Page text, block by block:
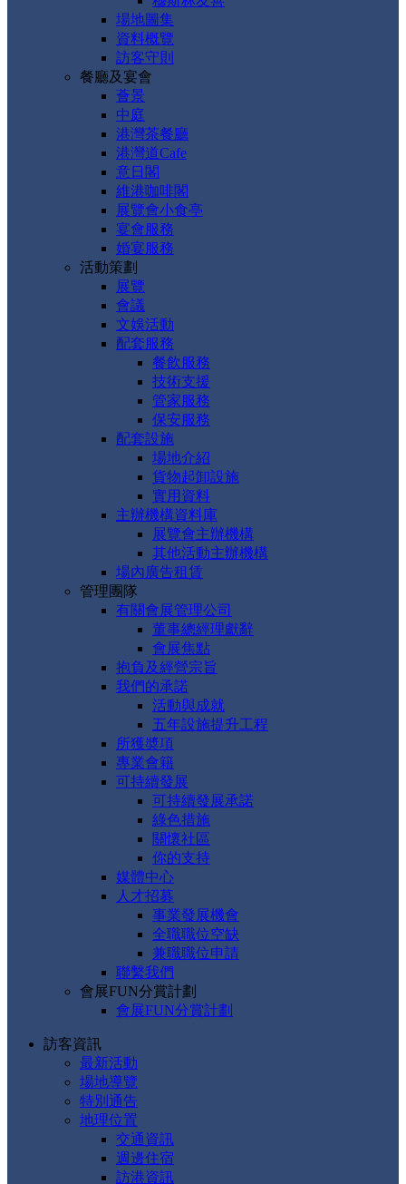
場地圖集
資料概覽
訪客守則
餐廳及宴會
薈景
中庭
港灣茶餐廳
港灣道Cafe
意日閣
維港咖啡閣
展覽會小食亭
宴會服務
婚宴服務
活動策劃
展覽
會議
文娛活動
配套服務
餐飲服務
技術支援
管家服務
保安服務
配套設施
場地介紹
貨物起卸設施
實用資料
主辦機構資料庫
展覽會主辦機構
其他活動主辦機構
場內廣告租賃
管理團隊
有關會展管理公司
董事總經理獻辭
會展焦點
抱負及經營宗旨
我們的承諾
活動與成就
五年設施提升工程
所獲奬項
專業會籍
可持續發展
可持續發展承諾
綠色措施
關懷社區
你的支持
媒體中心
人才招募
事業發展機會
全職職位空缺
兼職職位申請
聯繫我們
會展FUN分賞計劃
會展FUN分賞計劃
訪客資訊
最新活動
場地導覽
特別通告
地理位置
交通資訊
週邊住宿
訪港資訊